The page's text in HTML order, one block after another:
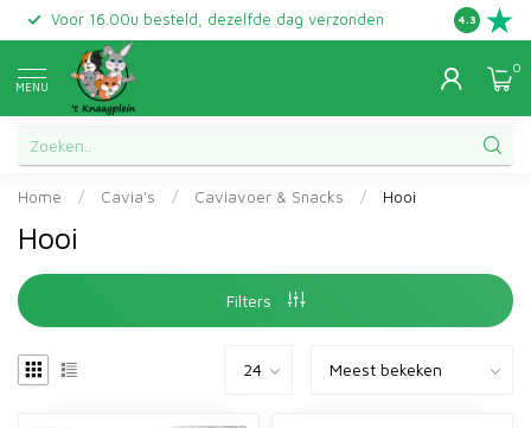
Voor 16.00u besteld, dezelfde dag verzonden Gratis
4.3
MENU
0
Home / Cavia's / Caviavoer & Snacks / Hooi
Hooi
Filters